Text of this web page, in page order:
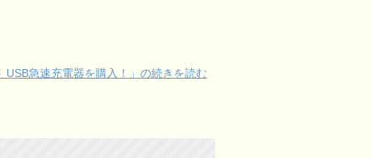
USB急速充電器を購入！」の続きを読む